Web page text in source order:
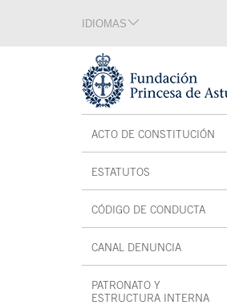
Tecla de acceso 1
IDIOMAS
ACTO DE CONSTITUCIÓN
ESTATUTOS
CÓDIGO DE CONDUCTA
CANAL DENUNCIA
PATRONATO Y
ESTRUCTURA INTERNA